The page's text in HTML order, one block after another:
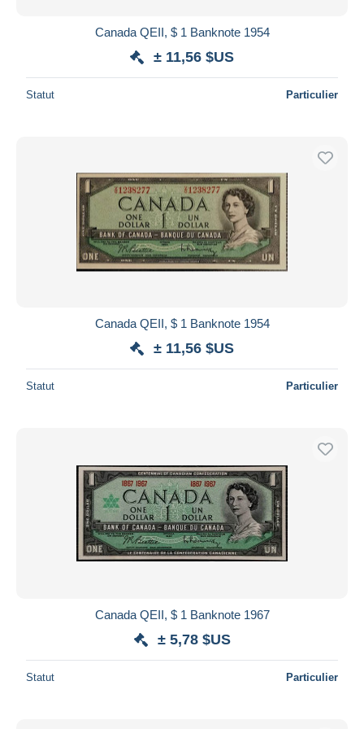
Canada QEII, $ 1 Banknote 1954
± 11,56 $US
Statut Particulier
Canada QEII, $ 1 Banknote 1954
± 11,56 $US
Statut Particulier
Canada QEII, $ 1 Banknote 1967
± 5,78 $US
Statut Particulier